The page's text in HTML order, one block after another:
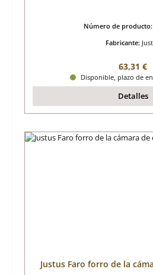
Número de producto:
Fabricante:
Precio
63,31 €
Disponible, plazo de
Detalles
Justus Faro forro de la